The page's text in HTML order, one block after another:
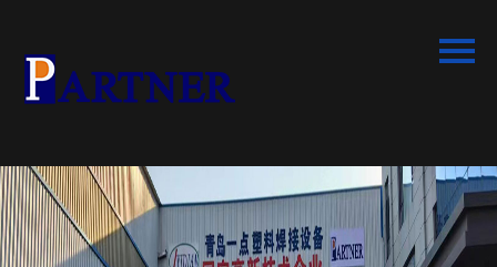
Продукция
спиральновитых труб из
ПНД
Линия по производству